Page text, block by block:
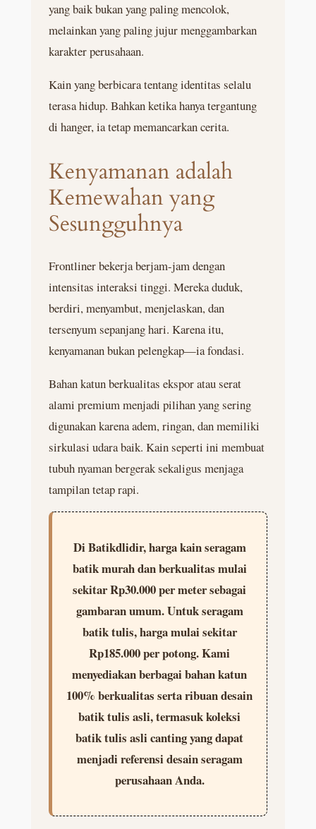
yang baik bukan yang paling mencolok,
melainkan yang paling jujur menggambarkan
karakter perusahaan.
Kain yang berbicara tentang identitas selalu
terasa hidup. Bahkan ketika hanya tergantung
di hanger, ia tetap memancarkan cerita.
Kenyamanan adalah
Kemewahan yang
Sesungguhnya
Frontliner bekerja berjam-jam dengan
intensitas interaksi tinggi. Mereka duduk,
berdiri, menyambut, menjelaskan, dan
tersenyum sepanjang hari. Karena itu,
kenyamanan bukan pelengkap—ia fondasi.
Bahan katun berkualitas ekspor atau serat
alami premium menjadi pilihan yang sering
digunakan karena adem, ringan, dan memiliki
sirkulasi udara baik. Kain seperti ini membuat
tubuh nyaman bergerak sekaligus menjaga
tampilan tetap rapi.
Di Batikdlidir, harga kain seragam
batik murah dan berkualitas mulai
sekitar Rp30.000 per meter sebagai
gambaran umum. Untuk seragam
batik tulis, harga mulai sekitar
Rp185.000 per potong. Kami
menyediakan berbagai bahan katun
100% berkualitas serta ribuan desain
batik tulis asli, termasuk koleksi
batik tulis asli canting yang dapat
menjadi referensi desain seragam
perusahaan Anda.